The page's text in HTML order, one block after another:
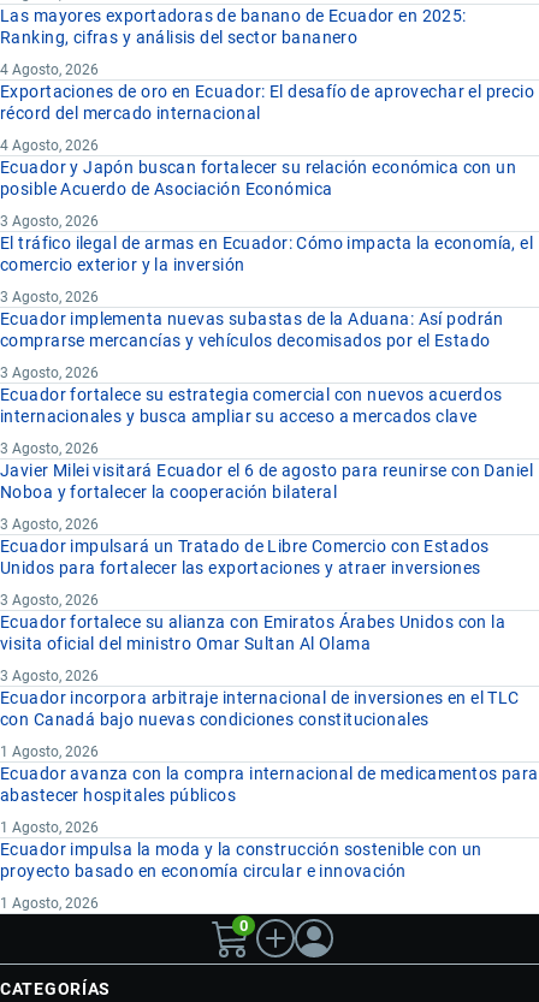
Las mayores exportadoras de banano de Ecuador en 2025:
Ranking, cifras y análisis del sector bananero
4 Agosto, 2026
Exportaciones de oro en Ecuador: El desafío de aprovechar el precio
récord del mercado internacional
4 Agosto, 2026
Ecuador y Japón buscan fortalecer su relación económica con un
posible Acuerdo de Asociación Económica
3 Agosto, 2026
El tráfico ilegal de armas en Ecuador: Cómo impacta la economía, el
comercio exterior y la inversión
3 Agosto, 2026
Ecuador implementa nuevas subastas de la Aduana: Así podrán
comprarse mercancías y vehículos decomisados por el Estado
3 Agosto, 2026
Ecuador fortalece su estrategia comercial con nuevos acuerdos
internacionales y busca ampliar su acceso a mercados clave
3 Agosto, 2026
Javier Milei visitará Ecuador el 6 de agosto para reunirse con Daniel
Noboa y fortalecer la cooperación bilateral
3 Agosto, 2026
Ecuador impulsará un Tratado de Libre Comercio con Estados
Unidos para fortalecer las exportaciones y atraer inversiones
3 Agosto, 2026
Ecuador fortalece su alianza con Emiratos Árabes Unidos con la
visita oficial del ministro Omar Sultan Al Olama
3 Agosto, 2026
Ecuador incorpora arbitraje internacional de inversiones en el TLC
con Canadá bajo nuevas condiciones constitucionales
1 Agosto, 2026
Ecuador avanza con la compra internacional de medicamentos para
abastecer hospitales públicos
1 Agosto, 2026
Ecuador impulsa la moda y la construcción sostenible con un
proyecto basado en economía circular e innovación
1 Agosto, 2026
0
CATEGORÍAS